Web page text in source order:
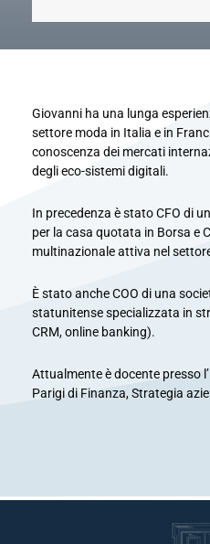
Giovanni ha una lunga
settore moda in Italia e in
conoscenza dei mercati
degli eco-sistemi digitali.
In precedenza è stato CFO di
per la casa quotata in Borsa e
multinazionale attiva nel
È stato anche COO di una
statunitense specializzata in
CRM, online banking).
Attualmente è docente presso
Parigi di Finanza, Strategia